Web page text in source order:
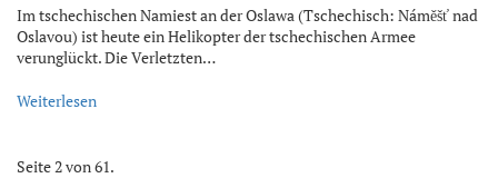
Im tschechischen Namiest an der Oslawa (Tschechisch: Náměšť nad
Oslavou) ist heute ein Helikopter der tschechischen Armee
verunglückt. Die Verletzten…
Weiterlesen
Seite 2 von 61.